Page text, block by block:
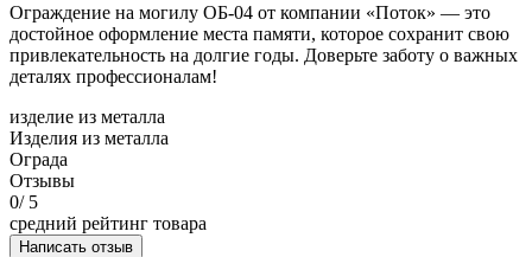
Ограждение на могилу ОБ-04 от компании «Поток» — это
достойное оформление места памяти, которое сохранит свою
привлекательность на долгие годы. Доверьте заботу о важных
деталях профессионалам!
изделие из металла
Изделия из металла
Ограда
Отзывы
0/ 5
средний рейтинг товара
Написать отзыв